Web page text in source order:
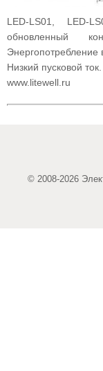
LED-LS01, LED-
обновленный
Энергопотребление
Низкий пусковой ток.
www.litewell.ru
© 2008-2026